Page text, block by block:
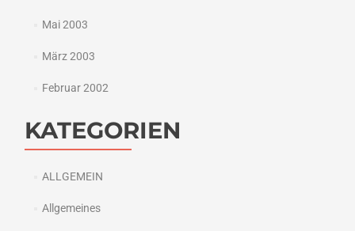
Mai 2003
März 2003
Februar 2002
KATEGORIEN
ALLGEMEIN
Allgemeines